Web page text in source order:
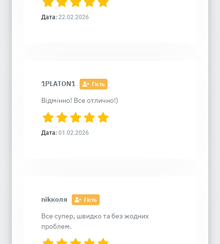
Дата: 22.02.2026
1PLATON1 Гість
Відмінно! Все отлично!)
Дата: 01.02.2026
nikколя Гість
Все супер, швидко та без жодних
проблем.